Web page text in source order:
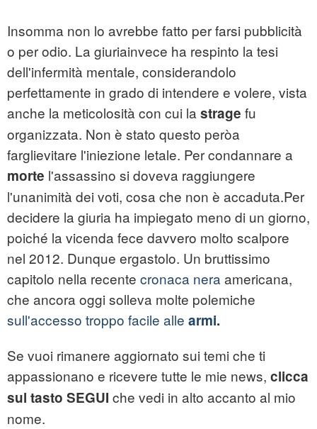
Insomma non lo avrebbe fatto per farsi pubblicità
o per odio. La giuriainvece ha respinto la tesi
dell'infermità mentale, considerandolo
perfettamente in grado di intendere e volere, vista
anche la meticolosità con cui la strage fu
organizzata. Non è stato questo peròa
farglievitare l'iniezione letale. Per condannare a
morte l'assassino si doveva raggiungere
l'unanimità dei voti, cosa che non è accaduta.Per
decidere la giuria ha impiegato meno di un giorno,
poiché la vicenda fece davvero molto scalpore
nel 2012. Dunque ergastolo. Un bruttissimo
capitolo nella recente cronaca nera americana,
che ancora oggi solleva molte polemiche
sull'accesso troppo facile alle armi.
Se vuoi rimanere aggiornato sui temi che ti
appassionano e ricevere tutte le mie news, clicca
sul tasto SEGUI che vedi in alto accanto al mio
nome.